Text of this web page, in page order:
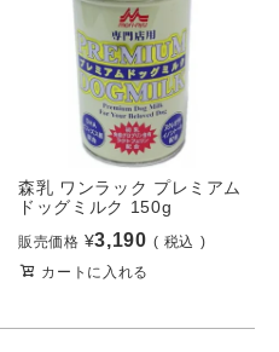
森乳 ワンラック プレミアム
ドッグミルク 150g
販売価格 ¥3,190
税込
カートに入れる